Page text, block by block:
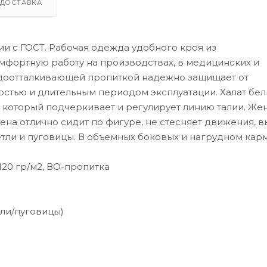
ДОСТАВКА
с ГОСТ. Рабочая одежда удобного кроя из
работу на производствах, в медицинских и
пропиткой надежно защищает от
и длительным периодом эксплуатации. Халат
подчеркивает и регулирует линию талии.
отлично сидит по фигуре, не стесняет движения,
и пуговицы. В объемных боковых и нагрудном
гр/м2, ВО-пропитка
пуговицы)